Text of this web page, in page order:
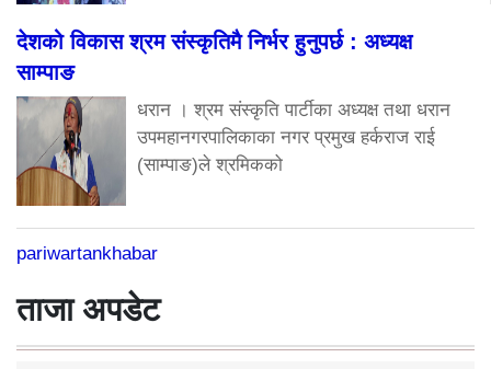
देशको विकास श्रम संस्कृतिमै निर्भर हुनुपर्छ : अध्यक्ष
साम्पाङ
धरान । श्रम संस्कृति पार्टीका अध्यक्ष तथा धरान
उपमहानगरपालिकाका नगर प्रमुख हर्कराज राई
(साम्पाङ)ले श्रमिकको
pariwartankhabar
ताजा अपडेट